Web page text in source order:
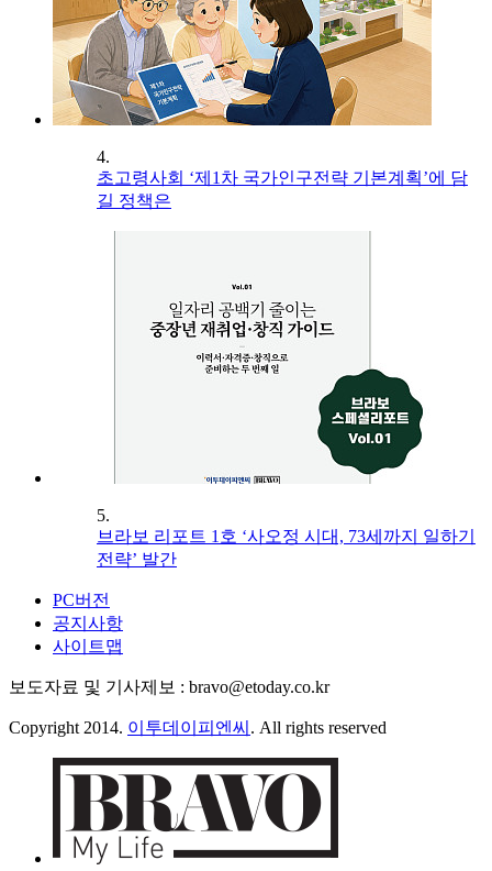
4.
초고령사회 ‘제1차 국가인구전략 기본계획’에 담
길 정책은
5.
브라보 리포트 1호 ‘사오정 시대, 73세까지 일하기
전략’ 발간
PC버전
공지사항
사이트맵
보도자료 및 기사제보 : bravo@etoday.co.kr
Copyright 2014. 이투데이피엔씨 . All rights reserved